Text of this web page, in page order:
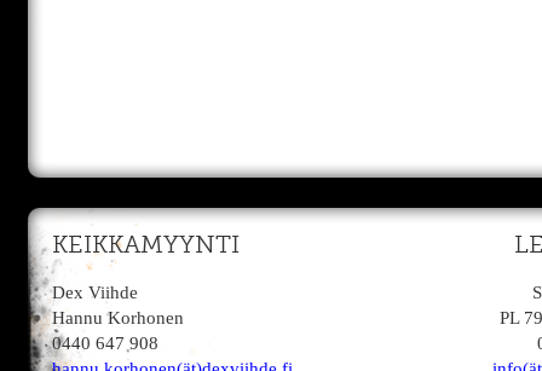
KEIKKAMYYNTI
Dex Viihde
Hannu Korhonen
0440 647 908
PL